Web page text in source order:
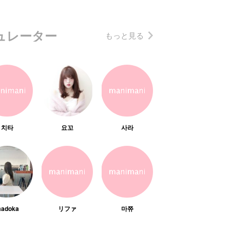
レーター もっと見る
치타 요꼬 사라
リファ 마쮸